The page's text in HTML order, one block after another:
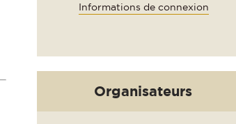
Informations de connexion
Organisateurs